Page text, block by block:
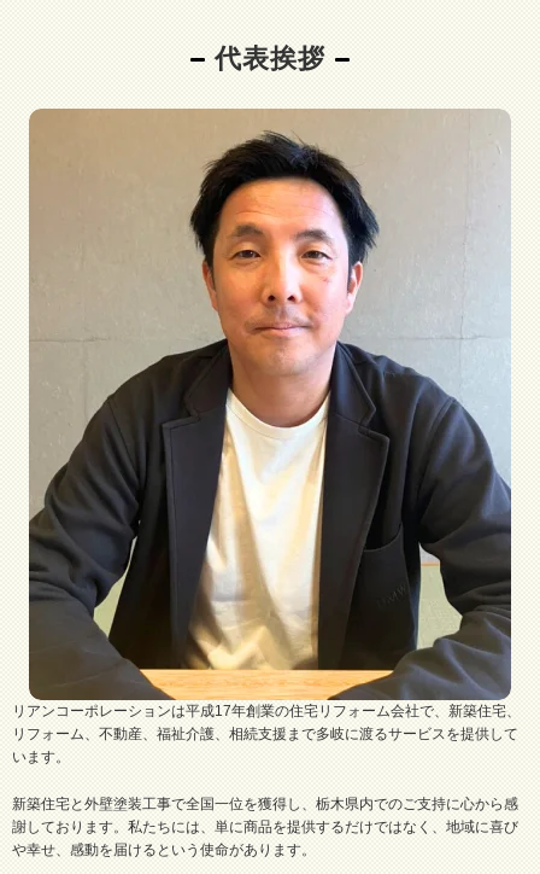
代表挨拶
リアンコーポレーションは平成17年創業の住宅リフォーム会社で、新築住宅、
リフォーム、不動産、福祉介護、相続支援まで多岐に渡るサービスを提供して
います。
新築住宅と外壁塗装工事で全国一位を獲得し、栃木県内でのご支持に心から感
謝しております。私たちには、単に商品を提供するだけではなく、地域に喜び
や幸せ、感動を届けるという使命があります。